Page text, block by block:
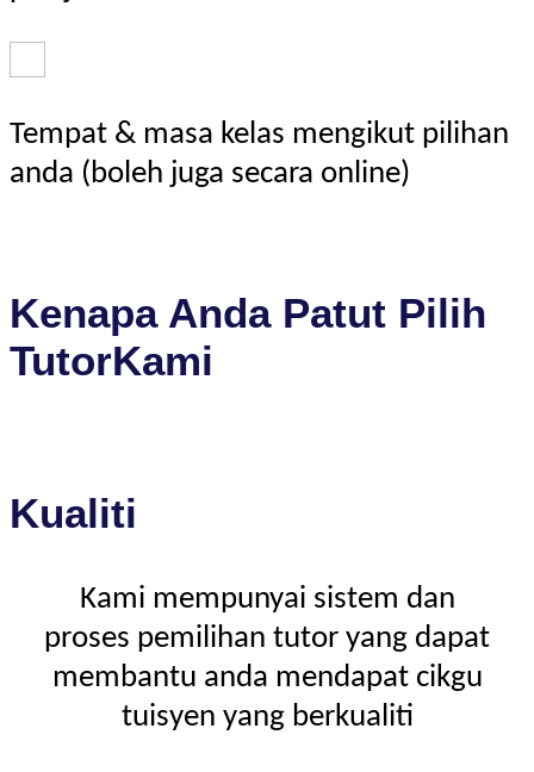
Tempat & masa kelas mengikut pilihan
anda (boleh juga secara online)
Kenapa Anda Patut Pilih
TutorKami
Kualiti
Kami mempunyai sistem dan
proses pemilihan tutor yang dapat
membantu anda mendapat cikgu
tuisyen yang berkualiti